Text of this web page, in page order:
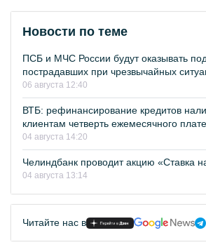
Новости по теме
ПСБ и МЧС России будут оказывать
пострадавших при чрезвычайных
06 августа 12:40
ВТБ: рефинансирование кредитов
клиентам четверть ежемесячного
04 августа 14:20
Челиндбанк проводит акцию «Ставка
04 августа 13:14
Читайте нас в